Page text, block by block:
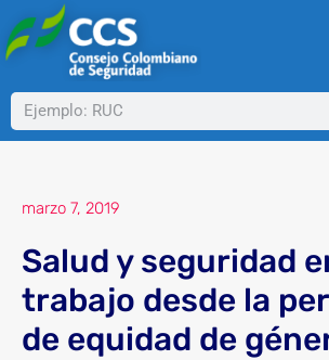
al
contenido
Buscar
marzo 7, 2019
Salud y seguridad
trabajo desde la
de equidad de